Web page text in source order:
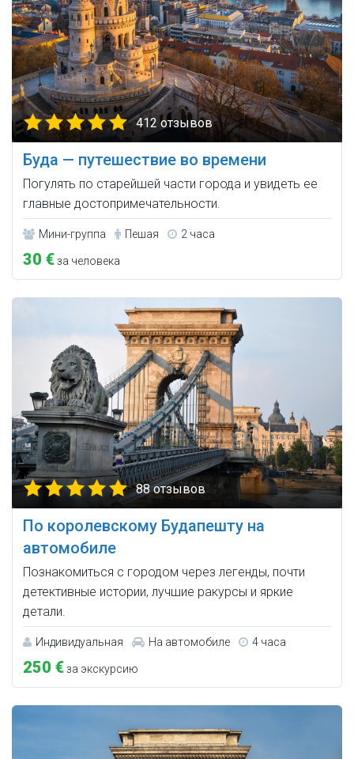
412 отзывов
Буда — путешествие во времени
Погулять по старейшей части города и увидеть ее
главные достопримечательности.
Мини-группа Пешая 2 часа
30 €за человека
88 отзывов
По королевскому Будапешту на
автомобиле
Познакомиться с городом через легенды, почти
детективные истории, лучшие ракурсы и яркие
детали.
Индивидуальная На автомобиле 4 часа
250 €за экскурсию